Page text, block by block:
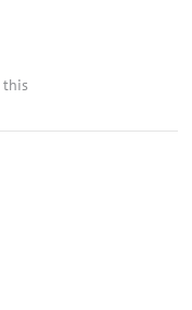
this